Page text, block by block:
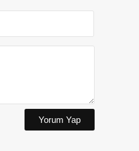
Yorum Yap